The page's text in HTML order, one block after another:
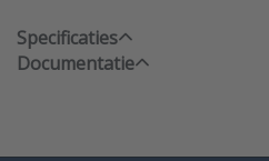
Specificaties
Documentatie